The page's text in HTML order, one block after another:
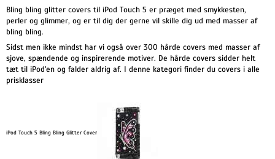
Bling bling glitter covers til iPod Touch 5 er præget med smykkesten,
perler og glimmer, og er til dig der gerne vil skille dig ud med masser af
bling bling.
Sidst men ikke mindst har vi også over 300 hårde covers med masser af
sjove, spændende og inspirerende motiver. De hårde covers sidder helt
tæt til iPod'en og falder aldrig af. I denne kategori finder du covers i alle
prisklasser
iPod Touch 5 Bling Bling Glitter Cover